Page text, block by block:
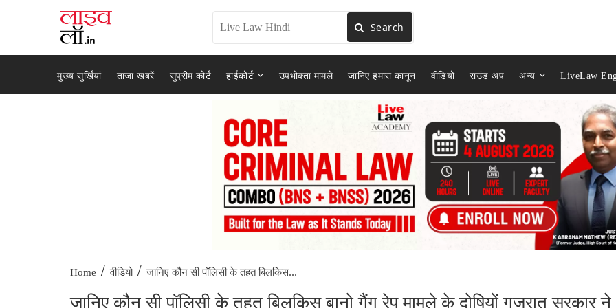
Search
मुख्य सुर्खियां ताजा खबरें सुप्रीम कोर्ट हाईकोर्ट उपभोक्ता मामले जानिए हमारा कानून वीडियो राउंड अप अन्य LiveLaw
Home / वीडियो / जानिए कौन सी पॉलिसी के तहत बिलकिस...
जानिए कौन सी पॉलिसी के तहत बिलकिस बानो गैंग रेप मामले के दोषियों गुजरात सरकार ने